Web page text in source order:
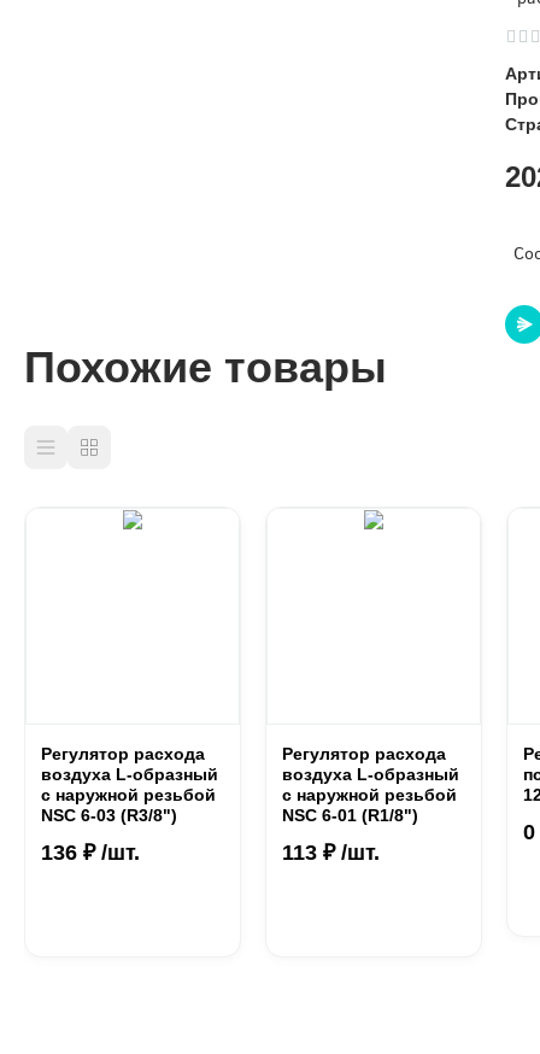
Похожие товары
Регулятор расхода
воздуха L-образный
с наружной резьбой
NSC 6-03 (R3/8")
136 ₽ /шт.
Регулятор расхода
воздуха L-образный
с наружной резьбой
NSC 6-01 (R1/8")
113 ₽ /шт.
0